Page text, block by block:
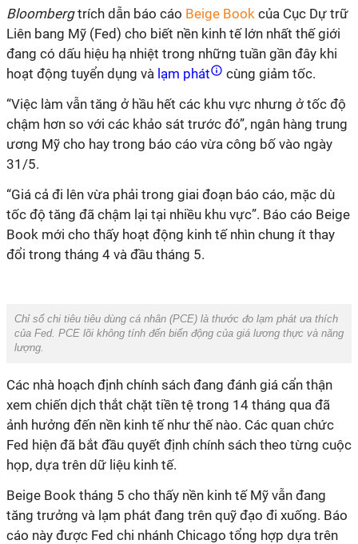
Bloombergtrích dẫn báo cáo Beige Book của Cục Dự trữ
Liên bang Mỹ (Fed) cho biết nền kinh tế lớn nhất thế giới
đang có dấu hiệu hạ nhiệt trong những tuần gần đây khi
hoạt động tuyển dụng và lạm phát
cùng giảm tốc.
“Việc làm vẫn tăng ở hầu hết các khu vực nhưng ở tốc độ
chậm hơn so với các khảo sát trước đó”, ngân hàng trung
ương Mỹ cho hay trong báo cáo vừa công bố vào ngày
31/5.
“Giá cả đi lên vừa phải trong giai đoạn báo cáo, mặc dù
tốc độ tăng đã chậm lại tại nhiều khu vực”. Báo cáo Beige
Book mới cho thấy hoạt động kinh tế nhìn chung ít thay
đổi trong tháng 4 và đầu tháng 5.
Chỉ số chi tiêu tiêu dùng cá nhân (PCE) là thước đo lạm phát ưa thích
của Fed. PCE lõi không tính đến biến động của giá lương thực và năng
lượng.
Các nhà hoạch định chính sách đang đánh giá cẩn thận
xem chiến dịch thắt chặt tiền tệ trong 14 tháng qua đã
ảnh hưởng đến nền kinh tế như thế nào. Các quan chức
Fed hiện đã bắt đầu quyết định chính sách theo từng cuộc
họp, dựa trên dữ liệu kinh tế.
Beige Book tháng 5 cho thấy nền kinh tế Mỹ vẫn đang
tăng trưởng và lạm phát đang trên quỹ đạo đi xuống. Báo
cáo này được Fed chi nhánh Chicago tổng hợp dựa trên